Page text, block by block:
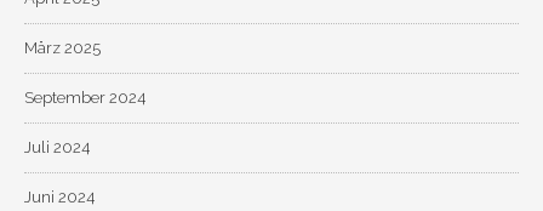
März 2025
September 2024
Juli 2024
Juni 2024